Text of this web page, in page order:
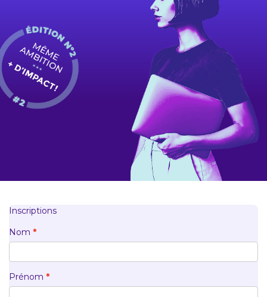
Inscriptions
Nom
Prénom